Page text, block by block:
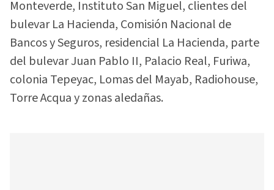
Monteverde, Instituto San Miguel, clientes del
bulevar La Hacienda, Comisión Nacional de
Bancos y Seguros, residencial La Hacienda, parte
del bulevar Juan Pablo II, Palacio Real, Furiwa,
colonia Tepeyac, Lomas del Mayab, Radiohouse,
Torre Acqua y zonas aledañas.